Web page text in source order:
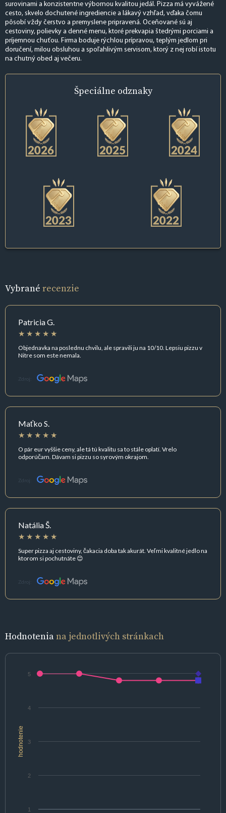
surovinami a konzistentne výbornou kvalitou jedál. Pizza má vyvážené
cesto, skvelo dochutené ingrediencie a lákavý vzhľad, vďaka čomu
pôsobí vždy čerstvo a premyslene pripravená. Oceňované sú aj
cestoviny, polievky a denné menu, ktoré prekvapia štedrými porciami a
príjemnou chuťou. Firma boduje rýchlou prípravou, teplým jedlom pri
doručení, milou obsluhou a spoľahlivým servisom, ktorý z nej robí istotu
na chutný obed aj večeru.
Špeciálne odznaky
Vybrané recenzie
Patricia G.
Objednavka na poslednu chvilu, ale spravili ju na 10/10. Lepsiu pizzu v
Nitre som este nemala.
Zdroj:
Maťko S.
O pár eur vyššie ceny, ale tá tú kvalitu sa to stále oplatí. Vrelo
odporúčam. Dávam si pizzu so syrovým okrajom.
Zdroj:
Natália Š.
Super pizza aj cestoviny, čakacia doba tak akurát. Veľmi kvalitné jedlo na
ktorom si pochutnáte 😊
Zdroj:
Hodnoteniana jednotlivých stránkach
hodnotenie
1
2
3
4
5